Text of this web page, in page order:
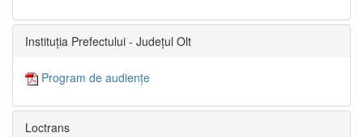
Instituția Prefectului - Județul Olt
Program de audiențe
Loctrans